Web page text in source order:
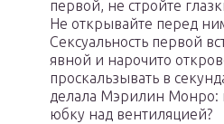
первой, не стройте
Не открывайте перед
Сексуальность первой
явной и нарочито
проскальзывать в
делала Мэрилин Монро:
юбку над вентиляцией?